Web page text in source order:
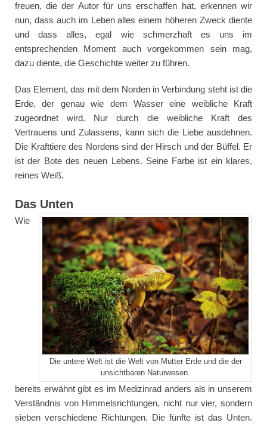
freuen, die der Autor für uns erschaffen hat, erkennen wir
nun, dass auch im Leben alles einem höheren Zweck diente
und dass alles, egal wie schmerzhaft es uns im
entsprechenden Moment auch vorgekommen sein mag,
dazu diente, die Geschichte weiter zu führen.
Das Element, das mit dem Norden in Verbindung steht ist die
Erde, der genau wie dem Wasser eine weibliche Kraft
zugeordnet wird. Nur durch die weibliche Kraft des
Vertrauens und Zulassens, kann sich die Liebe ausdehnen.
Die Krafttiere des Nordens sind der Hirsch und der Büffel. Er
ist der Bote des neuen Lebens. Seine Farbe ist ein klares,
reines Weiß.
Das Unten
Die untere Welt ist die Welt von Mutter Erde und die der
unsichtbaren Naturwesen.
Wie
bereits erwähnt gibt es im Medizinrad anders als in unserem
Verständnis von Himmelsrichtungen, nicht nur vier, sondern
sieben verschiedene Richtungen. Die fünfte ist das Unten.